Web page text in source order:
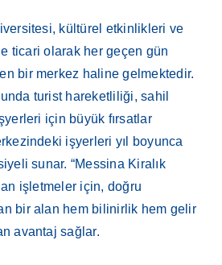
kültürel etkinlikleri ve
ticari olarak her geçen gün
bir merkez haline gelmektedir.
turist hareketliliği, sahil
için büyük fırsatlar
işyerleri yıl boyunca
sunar. “Messina Kiralık
işletmeler için, doğru
bir alan hem bilinirlik hem gelir
avantaj sağlar.